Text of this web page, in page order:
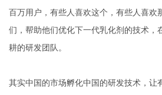
百万用户，有些人喜欢这个，有些人喜欢
们，帮助他们优化下一代乳化剂的技术，
耕的研发团队。
其实中国的市场孵化中国的研发技术，让